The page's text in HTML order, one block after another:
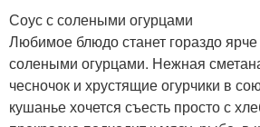
Соус с солеными огурцами
Любимое блюдо станет гораздо
солеными огурцами. Нежная
чесночок и хрустящие огурчики в
кушанье хочется съесть просто с